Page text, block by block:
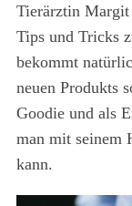
Tierärztin
Tips und Tricks
bekommt
neuen Produkts
Goodie und als
man mit seinem
kann.
r